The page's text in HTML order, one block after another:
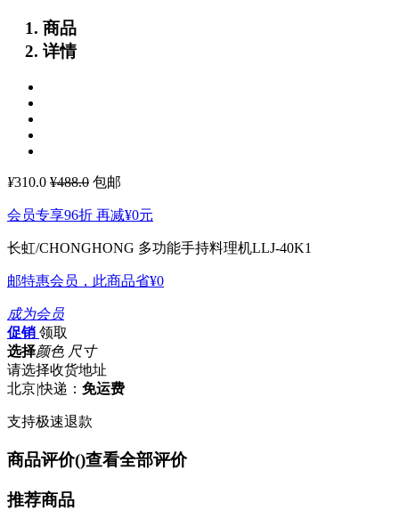
商品
详情
¥310.0 ¥488.0 包邮
会员专享96折 再减¥0元
长虹/CHONGHONG 多功能手持料理机LLJ-40K1
邮特惠会员，此商品省¥0
成为会员
促销 领取
选择颜色 尺寸
请选择收货地址
北京|快递： 免运费
支持极速退款
商品评价()查看全部评价
推荐商品